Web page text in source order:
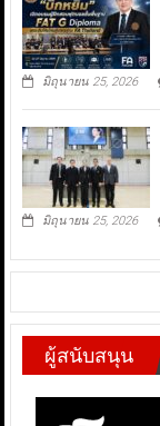
มิถุนายน 25, 2026
มิถุนายน 25, 2026
ผู้สนับสนุน